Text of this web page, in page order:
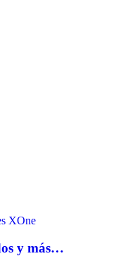
XOne
y más…